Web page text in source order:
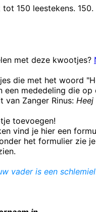
150 leestekens. 150.
met deze kwootjes?
die met het woord
een mededeling die op
van Zanger Rinus:
toevoegen!
vind je hier een
het formulier zie
vader is een